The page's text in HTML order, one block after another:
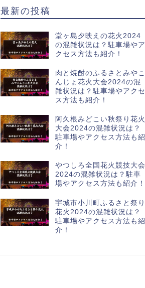
最新の投稿
堂ヶ島夕映えの花火2024
の混雑状況は？駐車場やア
クセス方法も紹介！
肉と焼酎のふるさとみやこ
んじょ花火大会2024の混
雑状況は？駐車場やアクセ
ス方法も紹介！
阿久根みどこい秋祭り花火
大会2024の混雑状況は？
駐車場やアクセス方法も紹
介！
やつしろ全国花火競技大会
2024の混雑状況は？駐車
場やアクセス方法も紹介！
宇城市小川町ふるさと祭り
花火2024の混雑状況は？
駐車場やアクセス方法も紹
介！